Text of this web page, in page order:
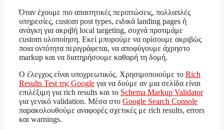
Όταν έχουμε πιο απαιτητικές περιπτώσεις, πολλαπλές
υπηρεσίες, custom post types, ειδικά landing pages ή
ανάγκη για ακριβή local targeting, συχνά προτιμάμε
custom υλοποίηση. Εκεί μπορούμε να ορίσουμε ακριβώς
ποια οντότητα περιγράφεται, να αποφύγουμε άχρηστο
markup και να διατηρήσουμε καθαρή τη δομή.
Ο έλεγχος είναι υποχρεωτικός. Χρησιμοποιούμε το Rich
Results Test της Google για να δούμε αν μια σελίδα είναι
επιλέξιμη για rich results και το Schema Markup Validator
για γενικό validation. Μέσα στο Google Search Console
παρακολουθούμε αναφορές σχετικές με rich results, errors
και warnings.